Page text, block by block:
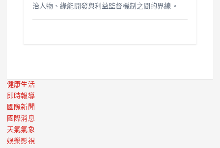
治人物、綠能開發與利益監督機制之間的界線。
健康生活
即時報導
國際新聞
國際消息
天氣氣象
娛樂影視